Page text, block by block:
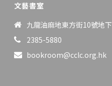
文藝書室
九龍油麻地東方街10號地下
2385-5880
bookroom@cclc.org.hk